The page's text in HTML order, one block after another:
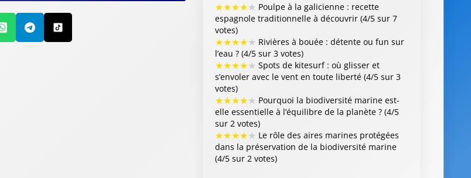
★★★★★ Poulpe à la galicienne : recette
espagnole traditionnelle à découvrir (4/5 sur 7
votes)
★★★★★ Rivières à bouée : détente ou fun sur
l’eau ? (4/5 sur 3 votes)
★★★★★ Spots de kitesurf : où glisser et
s’envoler avec le vent en toute liberté (4/5 sur 3
votes)
★★★★★ Pourquoi la biodiversité marine est-
elle essentielle à l’équilibre de la planète ? (4/5
sur 2 votes)
★★★★★ Le rôle des aires marines protégées
dans la préservation de la biodiversité marine
(4/5 sur 2 votes)